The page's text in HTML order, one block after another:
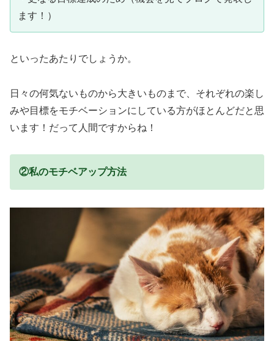
ます！）
といったあたりでしょうか。
日々の何気ないものから大きいものまで、それぞれの楽し
みや目標をモチベーションにしている方がほとんどだと思
います！だって人間ですからね！
②私のモチベアップ方法